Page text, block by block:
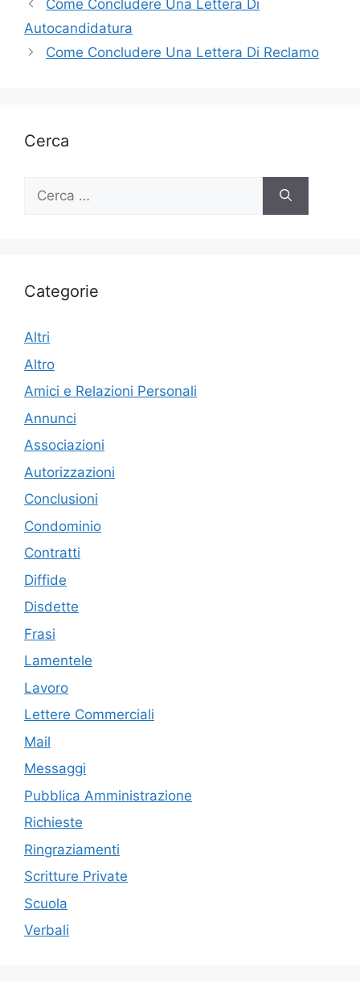
Come Concludere Una Lettera Di
Autocandidatura
Come Concludere Una Lettera Di Reclamo
Cerca
Ricerca
Categorie
Altri
Altro
Amici e Relazioni Personali
Annunci
Associazioni
Autorizzazioni
Conclusioni
Condominio
Contratti
Diffide
Disdette
Frasi
Lamentele
Lavoro
Lettere Commerciali
Mail
Messaggi
Pubblica Amministrazione
Richieste
Ringraziamenti
Scritture Private
Scuola
Verbali